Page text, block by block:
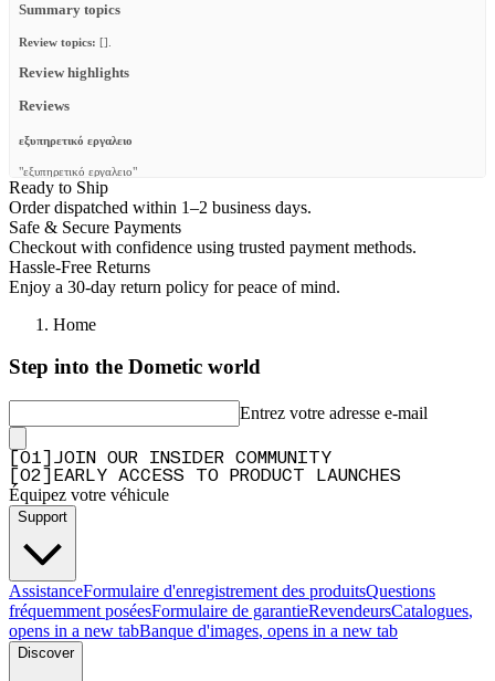
Summary topics
Review topics: [].
Review highlights
Reviews
εξυπηρετικό εργαλειο
"εξυπηρετικό εργαλειο"
—EMMANOUIL G. 5/5 )
140mm Universalschiene
"Das Produkt ist sauber verarbeitet und beinhaltet alles um es zu montieren. Das Produkt
kann universell eingesetzt werden."
Ready to Ship
Order dispatched within 1–2 business days.
Safe & Secure Payments
Checkout with confidence using trusted payment methods.
Hassle-Free Returns
Enjoy a 30-day return policy for peace of mind.
Home
Step into the Dometic world
Entrez votre adresse e-mail
01
JOIN OUR INSIDER COMMUNITY
02 EARLY ACCESS TO PRODUCT LAUNCHES
Équipez votre véhicule
Support
AssistanceFormulaire d'enregistrement des produitsQuestions
fréquemment poséesFormulaire de garantieRevendeursCatalogues,
opens in a new tabBanque d'images, opens in a new tab
Discover